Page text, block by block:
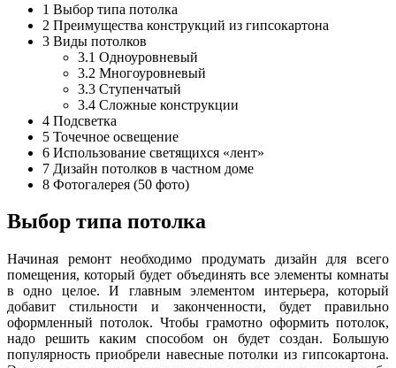
1 Выбор типа потолка
2 Преимущества конструкций из гипсокартона
3 Виды потолков
3.1 Одноуровневый
3.2 Многоуровневый
3.3 Ступенчатый
3.4 Сложные конструкции
4 Подсветка
5 Точечное освещение
6 Использование светящихся «лент»
7 Дизайн потолков в частном доме
8 Фотогалерея (50 фото)
Выбор типа потолка
Начиная ремонт необходимо продумать дизайн для всего
помещения, который будет объединять все элементы комнаты
в одно целое. И главным элементом интерьера, который
добавит стильности и законченности, будет правильно
оформленный потолок. Чтобы грамотно оформить потолок,
надо решить каким способом он будет создан. Большую
популярность приобрели навесные потолки из гипсокартона.